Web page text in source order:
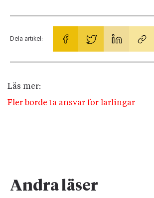
Dela artikel:
Läs mer:
Fler borde ta ansvar for larlingar
Andra läser